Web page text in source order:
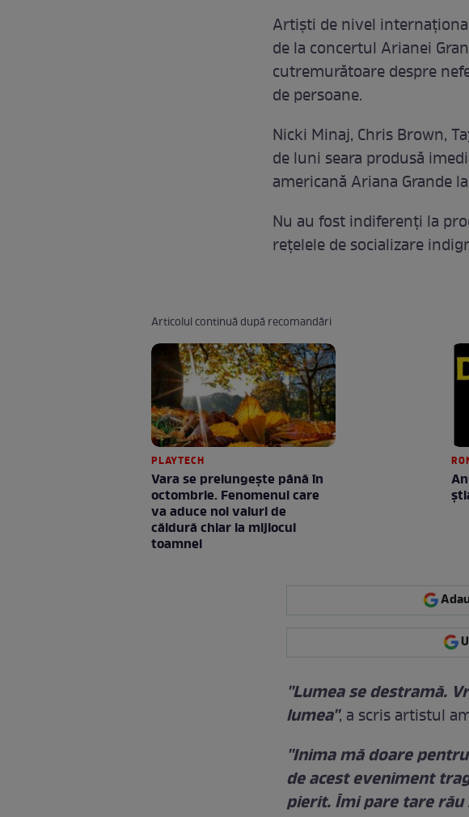
Artişti de nivel
de la concertul Arianei
cutremurătoare despre
de persoane.
Nicki Minaj, Chris Brown,
de luni seara produsă
americană Ariana Grande
Nu au fost indiferenţi la
reţelele de socializare
Articolul continuă după recomandări
PLAYTECH
Vara se prelungeşte până în
octombrie. Fenomenul care
va aduce noi valuri de
căldură chiar la mijlocul
toamnei
''Lumea se destramă.
lumea'', a scris artistul
''Inima mă doare
de acest eveniment
pierit. Îmi pare tare rău